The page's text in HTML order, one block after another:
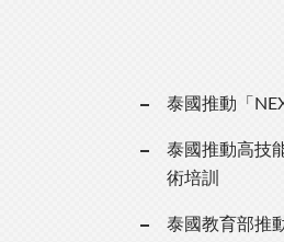
泰國推動「
泰國推動高技
術培訓
泰國教育部推